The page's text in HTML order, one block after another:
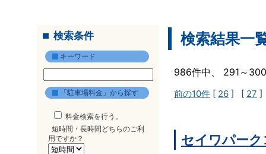
検索条件
キーワード
「駐車場料金」から探す
料金検索を行う。
短時間・長時間どちらのご利
用ですか？
検索結果一
986件中、 291～
前の10件 [ 26 ] [ 27
セイワパー